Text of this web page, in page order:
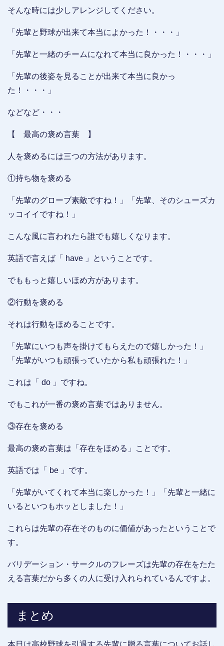
そんな時には少しアレンジしてください。
「先輩と野球が出来て本当によかった！・・・」
「先輩と一緒のチームになれて本当に良かった！・・・」
「先輩の後姿を見ることが出来て本当に良かっ
た！・・・」
などなど・・・
【 最高の褒め言葉 】
人を褒めるには三つの方法があります。
①持ち物を褒める
「先輩のグローブ素敵ですね！」「先輩、そのシューズカ
ッコイイですね！」
こんな風に言われたら誰でも嬉しくなります。
英語で言えば「 have 」ということです。
でももっと嬉しいほめ方があります。
②行動を褒める
それは行動をほめることです。
「先輩にいつも声を掛けてもらえたので嬉しかった！」
「先輩がいつも頑張っていたから私も頑張れた！」
これは「 do 」ですね。
でもこれが一番の褒め言葉ではありません。
③存在を褒める
最高の褒め言葉は「存在をほめる」ことです。
英語では「 be 」です。
「先輩がいてくれて本当に楽しかった！」「先輩と一緒に
いるといつもホッとしました！」
これらは先輩の存在そのものに価値があったということで
す。
バリデーション・サークルのフレーズは先輩の存在をたた
える言葉だから多くの人に受け入れられているんですよ。
まとめ
本日は高校野球を引退する先輩に贈る言葉についてお話し